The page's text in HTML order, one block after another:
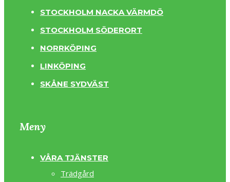
STOCKHOLM NACKA VÄRMDÖ
STOCKHOLM SÖDERORT
NORRKÖPING
LINKÖPING
SKÅNE SYDVÄST
Meny
VÅRA TJÄNSTER
Trädgård